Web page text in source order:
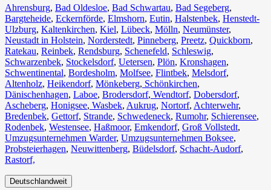
Ahrensburg, Bad Oldesloe, Bad Schwartau, Bad Segeberg,
Bargteheide, Eckernförde, Elmshorn, Eutin, Halstenbek, Henstedt-
Ulzburg, Kaltenkirchen, Kiel, Lübeck, Mölln, Neumünster,
Neustadt in Holstein, Norderstedt, Pinneberg, Preetz, Quickborn,
Ratekau, Reinbek, Rendsburg, Schenefeld, Schleswig,
Schwarzenbek, Stockelsdorf, Uetersen, Plön, Kronshagen,
Schwentinental, Bordesholm, Molfsee, Flintbek, Melsdorf,
Altenholz, Heikendorf, Mönkeberg, Schönkirchen,
Dänischenhagen, Laboe, Brodersdorf, Wendtorf, Dobersdorf,
Ascheberg, Honigsee, Wasbek, Aukrug, Nortorf, Achterwehr,
Bredenbek, Gettorf, Strande, Schwedeneck, Rumohr, Schierensee,
Rodenbek, Westensee, Haßmoor, Emkendorf, Groß Vollstedt,
Umzugsunternehmen Warder, Umzugsunternehmen Boksee,
Probsteierhagen, Neuwittenberg, Büdelsdorf, Schacht-Audorf,
Rastorf,
Deutschlandweit